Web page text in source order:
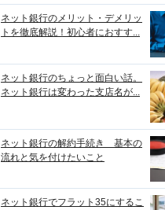
ネット銀行のメリット・デメリッ
トを徹底解説！初心者におすす...
ネット銀行のちょっと面白い話。
ネット銀行は変わった支店名が...
ネット銀行の解約手続き 基本の
流れと気を付けたいこと
ネット銀行でフラット35にするこ